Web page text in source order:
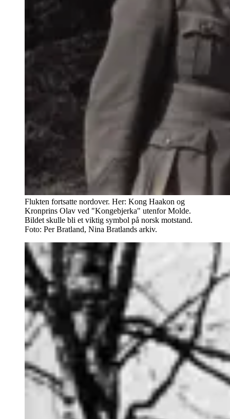
Flukten fortsatte nordover. Her: Kong Haakon og
Kronprins Olav ved "Kongebjerka" utenfor Molde.
Bildet skulle bli et viktig symbol på norsk motstand.
Foto: Per Bratland, Nina Bratlands arkiv.